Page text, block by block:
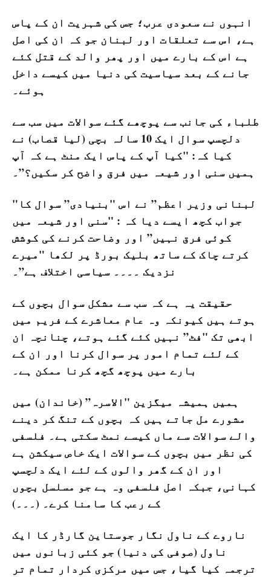
انہوں نے سعودی عرب؛ جس کی شہریت ان کے پاس
ہے، اس سے تعلقات اور لبنان جو کہ ان کی اصل
ہے اس کے بارے میں اور پھر والد کے قتل کئے
جانے کے بعد سیاسیت کی دنیا میں کیسے داخل
ہوئے۔
طلباء کی جانب سے پوچھے گئے سوالات میں سب سے
دلچسپ سوال ایک 10 سالہ بچی (لیا قصاب) نے
کیا کہ: "کیا آپ کے پاس ایک منٹ ہے کہ آپ
ہمیں سنی اور شیعہ میں فرق واضح کر سکیں؟”۔
"لبنانی وزیر اعظم” نے اس "بنیادی” سوال کا
جواب کچھ ایسے دیا کہ : "سنی اور شیعہ میں
کوئی فرق نہیں” اور وضاحت کرنے کی کوشش
کرتے چاک کے ساتھ بلیک بورڈ پر لکھا "میرے
نزدیک ۔۔۔۔ سیاسی اختلاف ہے”۔
حقیقت یہ ہے کہ سب سے مشکل سوال بچوں کے
ہوتے ہیں کیونکہ وہ عام معاشرے کے فریم میں
ابھی تک "فٹ” نہیں کئے گئے ہوتے، چنانچہ ان
کے لئے تمام امور پر سوال کرنا اور ان کے
بارے میں پوچھ گچھ کرنا ممکن ہے۔
ہمیں ہمیشہ میگزین "الاسرہ” (خاندان) میں
مشورے مل جاتے ہیں کہ بچوں کے تنگ کر دینے
والے سوالات سے ماں کیسے نمٹ سکتی ہے۔ فلسفی
کی نظر میں بچوں کے سوالات ایک خاص سیکشن ہے
اور ان کے گھر والوں کے لئے ایک دلچسپ
کہانی، جبکہ اصل فلسفی وہ ہے جو مسلسل بچوں
کے رعب کا سامنا کرے۔ (۔۔۔)
ناروے کے ناول نگار جوستاین گارڈر کا ایک
ناول (صوفی کی دنیا) جو کئی زبانوں میں
ترجمہ کیا گیا، جس میں مرکزی کردار تمام تر